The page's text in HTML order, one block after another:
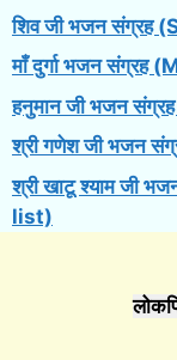
शिव जी भजन
माँ दुर्गा भजन
हनुमान जी भजन
श्री गणेश जी भजन
श्री खाटू श्याम जी
list)